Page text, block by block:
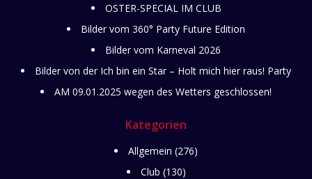
OSTER-SPECIAL IM CLUB
Bilder vom 360° Party Future Edition
Bilder vom Karneval 2026
Bilder von der Ich bin ein Star – Holt mich hier raus! Party
AM 09.01.2025 wegen des Wetters geschlossen!
Kategorien
Allgemein (276)
Club (130)